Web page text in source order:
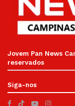
Jovem Pan News
reservados
Siga-nos